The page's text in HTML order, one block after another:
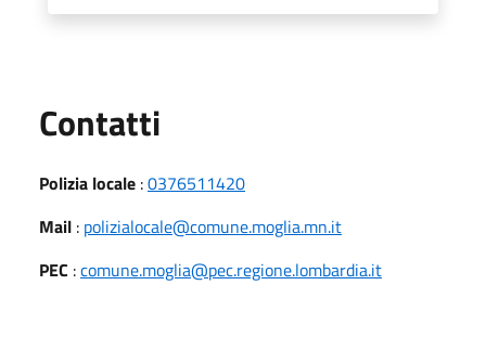
Contatti
Polizia locale :0376511420
Mail : polizialocale@comune.moglia.mn.it
PEC :comune.moglia@pec.regione.lombardia.it